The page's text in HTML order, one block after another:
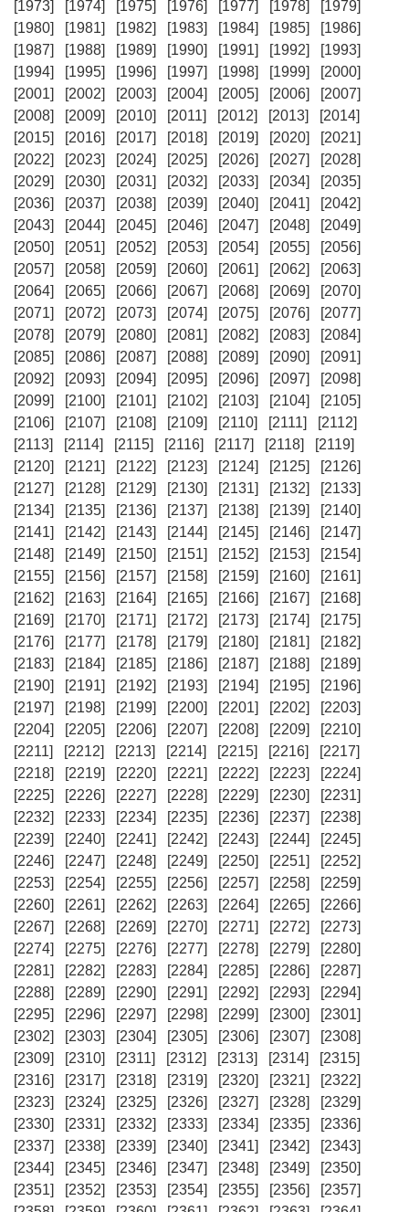
[1973] [1974] [1975] [1976] [1977] [1978]
[1979]
[1980]
[1981] [1982] [1983] [1984] [1985]
[1986]
[1987]
[1988] [1989] [1990] [1991] [1992]
[1993]
[1994]
[1995] [1996] [1997] [1998] [1999]
[2000]
[2001]
[2002] [2003] [2004] [2005] [2006]
[2007]
[2008]
[2009] [2010] [2011] [2012] [2013]
[2014]
[2015]
[2016] [2017] [2018] [2019] [2020]
[2021]
[2022]
[2023] [2024] [2025] [2026] [2027]
[2028]
[2029]
[2030] [2031] [2032] [2033] [2034]
[2035]
[2036]
[2037] [2038] [2039] [2040] [2041]
[2042]
[2043]
[2044] [2045] [2046] [2047] [2048]
[2049]
[2050]
[2051] [2052] [2053] [2054] [2055]
[2056]
[2057]
[2058] [2059] [2060] [2061] [2062]
[2063]
[2064]
[2065] [2066] [2067] [2068] [2069]
[2070]
[2071]
[2072] [2073] [2074] [2075] [2076]
[2077]
[2078]
[2079] [2080] [2081] [2082] [2083]
[2084]
[2085]
[2086] [2087] [2088] [2089] [2090]
[2091]
[2092]
[2093] [2094] [2095] [2096] [2097]
[2098]
[2099]
[2100] [2101] [2102] [2103] [2104]
[2105]
[2106]
[2107] [2108] [2109] [2110] [2111]
[2112]
[2113]
[2114] [2115] [2116] [2117] [2118]
[2119]
[2120]
[2121] [2122] [2123] [2124] [2125]
[2126]
[2127]
[2128] [2129] [2130] [2131] [2132]
[2133]
[2134]
[2135] [2136] [2137] [2138] [2139]
[2140]
[2141]
[2142] [2143] [2144] [2145] [2146]
[2147]
[2148]
[2149] [2150] [2151] [2152] [2153]
[2154]
[2155]
[2156] [2157] [2158] [2159] [2160]
[2161]
[2162]
[2163] [2164] [2165] [2166] [2167]
[2168]
[2169]
[2170] [2171] [2172] [2173] [2174]
[2175]
[2176]
[2177] [2178] [2179] [2180] [2181]
[2182]
[2183]
[2184] [2185] [2186] [2187] [2188]
[2189]
[2190]
[2191] [2192] [2193] [2194] [2195]
[2196]
[2197]
[2198] [2199] [2200] [2201] [2202]
[2203]
[2204]
[2205] [2206] [2207] [2208] [2209]
[2210]
[2211]
[2212] [2213] [2214] [2215] [2216]
[2217]
[2218]
[2219] [2220] [2221] [2222] [2223]
[2224]
[2225]
[2226] [2227] [2228] [2229] [2230]
[2231]
[2232]
[2233] [2234] [2235] [2236] [2237]
[2238]
[2239]
[2240] [2241] [2242] [2243] [2244]
[2245]
[2246]
[2247] [2248] [2249] [2250] [2251]
[2252]
[2253]
[2254] [2255] [2256] [2257] [2258]
[2259]
[2260]
[2261] [2262] [2263] [2264] [2265]
[2266]
[2267]
[2268] [2269] [2270] [2271] [2272]
[2273]
[2274]
[2275] [2276] [2277] [2278] [2279]
[2280]
[2281]
[2282] [2283] [2284] [2285] [2286]
[2287]
[2288]
[2289] [2290] [2291] [2292] [2293]
[2294]
[2295]
[2296] [2297] [2298] [2299] [2300]
[2301]
[2302]
[2303] [2304] [2305] [2306] [2307]
[2308]
[2309]
[2310] [2311] [2312] [2313] [2314]
[2315]
[2316]
[2317] [2318] [2319] [2320] [2321]
[2322]
[2323]
[2324] [2325] [2326] [2327] [2328]
[2329]
[2330]
[2331] [2332] [2333] [2334] [2335]
[2336]
[2337]
[2338] [2339] [2340] [2341] [2342]
[2343]
[2344]
[2345] [2346] [2347] [2348] [2349]
[2350]
[2351]
[2352] [2353] [2354] [2355] [2356]
[2357]